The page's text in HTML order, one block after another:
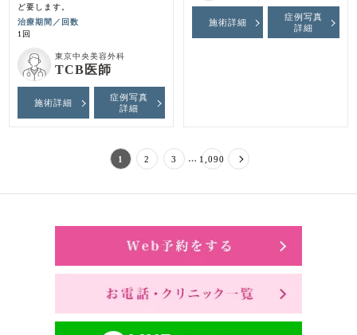
ど要します。
治療期間／回数
1回
東京中央美容外科
TCB医師
施術詳細
症例写真
詳細
施術詳細
症例写真
詳細
1 2 3 … 1,090